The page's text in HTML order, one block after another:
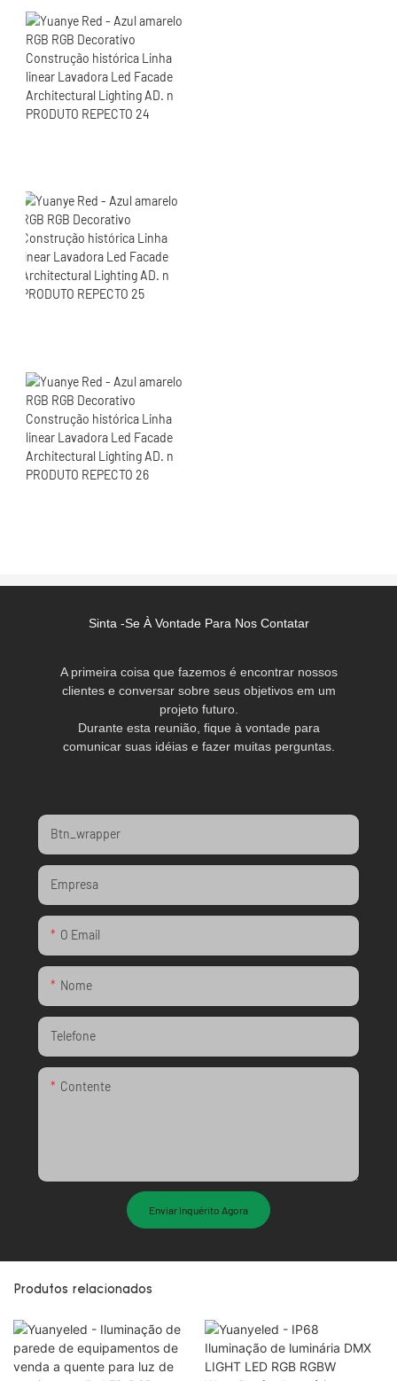
Sinta -se À Vontade Para Nos Contatar
A primeira coisa que fazemos é encontrar nossos
clientes e conversar sobre seus objetivos em um
projeto futuro.
Durante esta reunião, fique à vontade para
comunicar suas idéias e fazer muitas perguntas.
Btn_wrapper
Empresa
O Email
Nome
Telefone
Contente
Enviar Inquérito Agora
Produtos relacionados